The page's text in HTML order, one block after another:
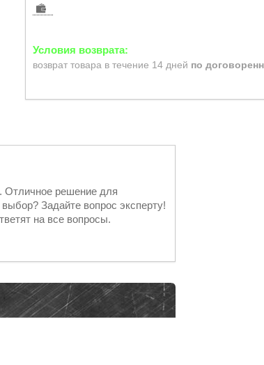
возврат товара в течение 14 дней по
Отличное решение для
Задайте вопрос эксперту!
на все вопросы.